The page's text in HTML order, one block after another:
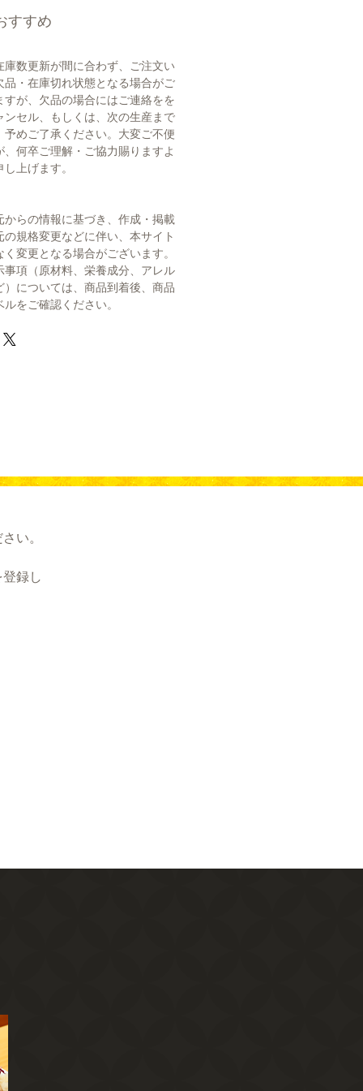
すすめ
数更新が間に合わず、ご注文い
品・在庫切れ状態となる場合がご
が、欠品の場合にはご連絡をを
ンセル、もしくは、次の生産まで
めご了承ください。大変ご不便
何卒ご理解・ご協力賜りますよ
上げます。
らの情報に基づき、作成・掲載
規格変更などに伴い、本サイト
変更となる場合がございます。
事項（原材料、栄養成分、アレル
については、商品到着後、商品
をご確認ください。
い。
録し